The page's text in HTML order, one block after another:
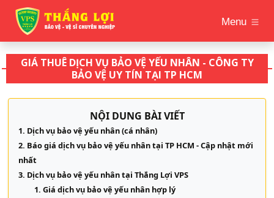
Menu
GIÁ THUÊ DỊCH VỤ BẢO VỆ YẾU NHÂN - CÔNG TY
BẢO VỆ UY TÍN TẠI TP HCM
NỘI DUNG BÀI VIẾT
Dịch vụ bảo vệ yếu nhân (cá nhân)
Báo giá dịch vụ bảo vệ yếu nhân tại TP HCM - Cập nhật mới
nhất
Dịch vụ bảo vệ yếu nhân tại Thắng Lợi VPS
Giá dịch vụ bảo vệ yếu nhân hợp lý